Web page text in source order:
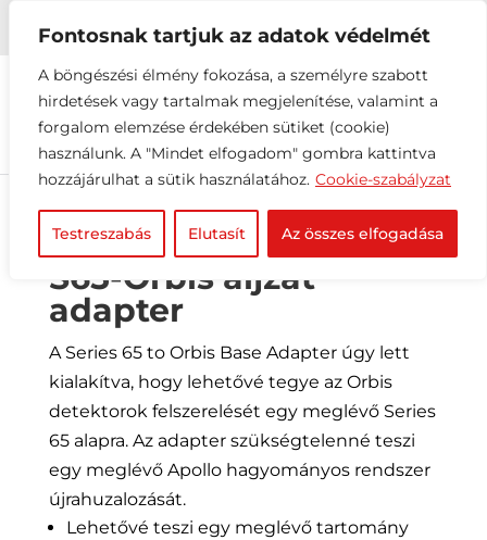
Fontosnak tartjuk az adatok védelmét
A böngészési élmény fokozása, a személyre szabott
hirdetések vagy tartalmak megjelenítése, valamint a
forgalom elemzése érdekében sütiket (cookie)
használunk. A "Mindet elfogadom" gombra kattintva
hozzájárulhat a sütik használatához. Cookie-szabályzat
Testreszabás Elutasít Az összes elfogadása
 +36 1 216 2612 info@elektrovill.hu
S65-Orbis aljzat
adapter
A Series 65 to Orbis Base Adapter úgy lett
kialakítva, hogy lehetővé tegye az Orbis
detektorok felszerelését egy meglévő Series
65 alapra. Az adapter szükségtelenné teszi
egy meglévő Apollo hagyományos rendszer
újrahuzalozását.
Lehetővé teszi egy meglévő tartomány